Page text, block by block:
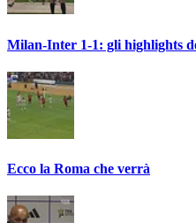
Milan-Inter 1-1: gli highlights
Ecco la Roma che verrà